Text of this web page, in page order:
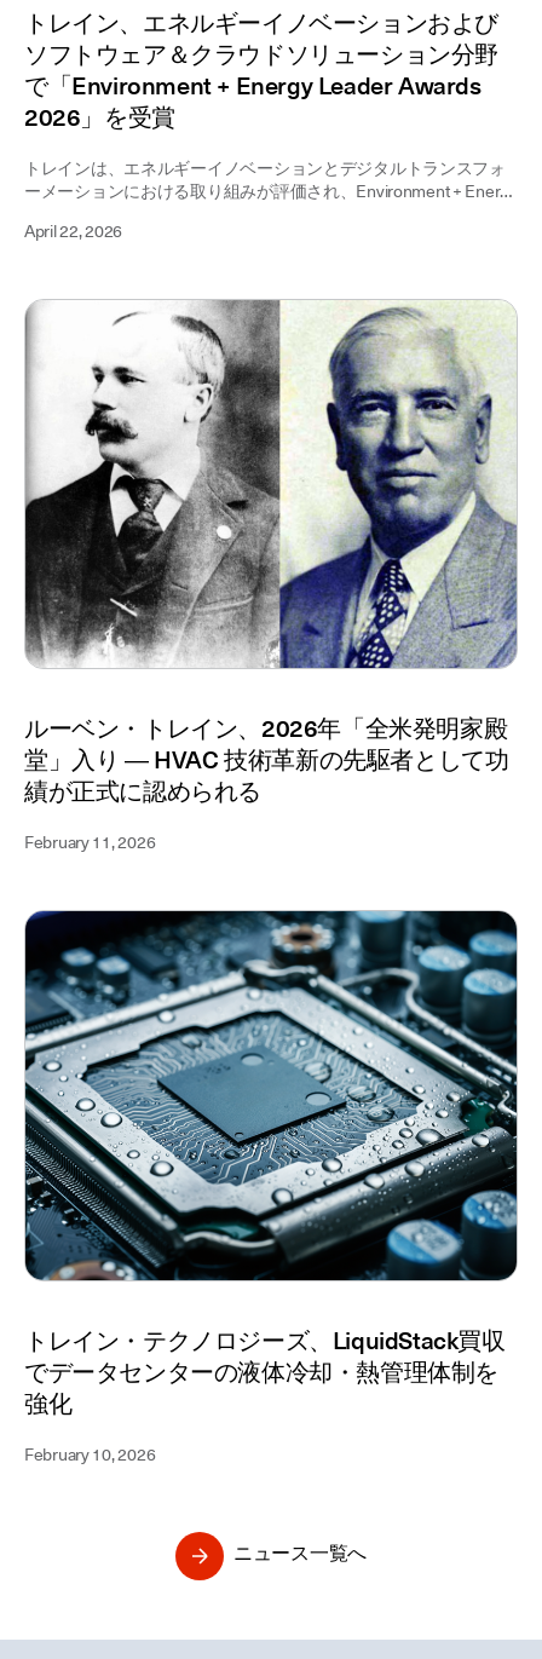
トレイン、エネルギーイノベーションおよび
ソフトウェア＆クラウドソリューション分野
で「Environment + Energy Leader Awards
2026」を受賞
トレインは、エネルギーイノベーションとデジタルトランスフォ
ーメーションにおける取り組みが評価され、Environment + Energy
Street、TG Kentucky、Northern Illinois University の3つのプロジェ
April 22, 2026
ルーベン・トレイン、2026年「全米発明家殿
堂」入り ― HVAC 技術革新の先駆者として功
績が正式に認められる
February 11, 2026
トレイン・テクノロジーズ、LiquidStack買収
でデータセンターの液体冷却・熱管理体制を
強化
February 10, 2026
ニュース一覧へ